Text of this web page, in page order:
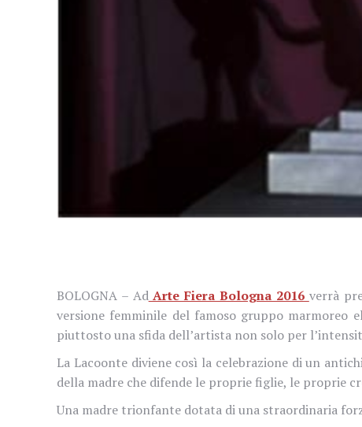
BOLOGNA – AdArte Fiera Bologna 2016 verrà
versione femminile del famoso gruppo marmoreo
piuttosto una sfida dell’artista non solo per
La Lacoonte diviene così la celebrazione di un
della madre che difende le proprie figlie, le proprie
Una madre trionfante dotata di una straordinaria